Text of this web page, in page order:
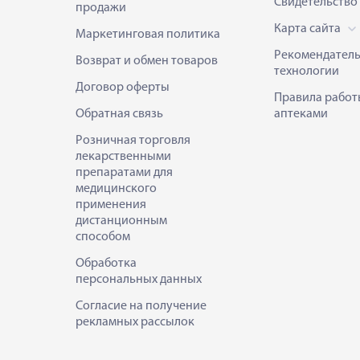
продажи
Маркетинговая политика
Возврат и обмен товаров
Договор оферты
Обратная связь
Розничная торговля
лекарственными
препаратами для
медицинского
применения
дистанционным
способом
Обработка
персональных данных
Согласие на получение
рекламных рассылок
Карта сайта
технологии
Правила
аптеками